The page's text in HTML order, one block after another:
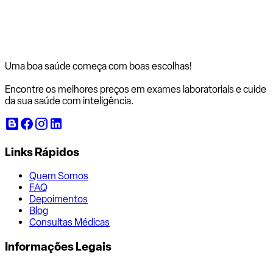
Uma boa saúde começa com boas escolhas!
Encontre os melhores preços em exames laboratoriais e cuide
da sua saúde com inteligência.
Links Rápidos
Quem Somos
FAQ
Depoimentos
Blog
Consultas Médicas
Informações Legais